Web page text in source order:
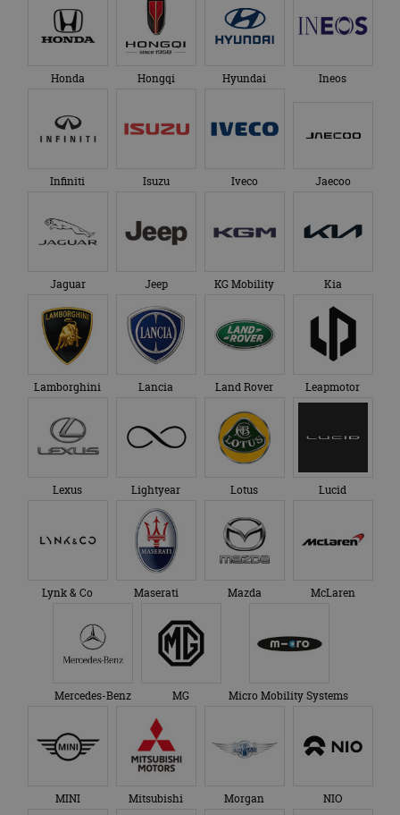
Honda Hongqi Hyundai Ineos
Infiniti Isuzu Iveco Jaecoo
Jaguar Jeep KG Mobility Kia
Lamborghini Lancia Land Rover Leapmotor
Lexus Lightyear Lotus Lucid
Lynk & Co Maserati Mazda McLaren
Mercedes-Benz MG Micro Mobility Systems
MINI Mitsubishi Morgan NIO